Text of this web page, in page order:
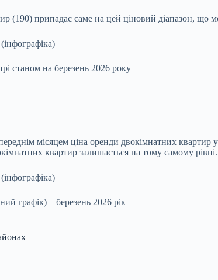
(190) припадає саме на цей ціновий діапазон, що
станом на березень 2026 року
місяцем ціна оренди двокімнатних квартир
квартир залишається на тому самому рівні.
графік) – березень 2026 рік